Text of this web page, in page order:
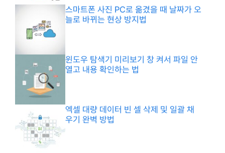
스마트폰 사진 PC로 옮겼을 때 날짜가 오
늘로 바뀌는 현상 방지법
윈도우 탐색기 미리보기 창 켜서 파일 안
열고 내용 확인하는 법
엑셀 대량 데이터 빈 셀 삭제 및 일괄 채
우기 완벽 방법